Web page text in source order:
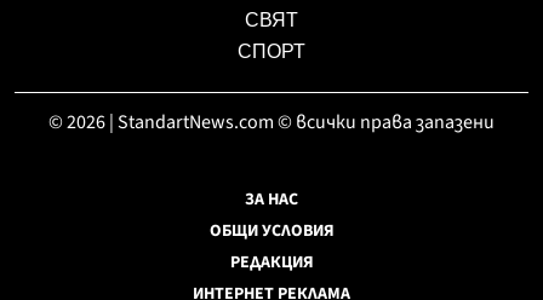
СВЯТ
СПОРТ
© 2026 | StandartNews.com © всички права запазени
ЗА НАС
ОБЩИ УСЛОВИЯ
РЕДАКЦИЯ
ИНТЕРНЕТ РЕКЛАМА